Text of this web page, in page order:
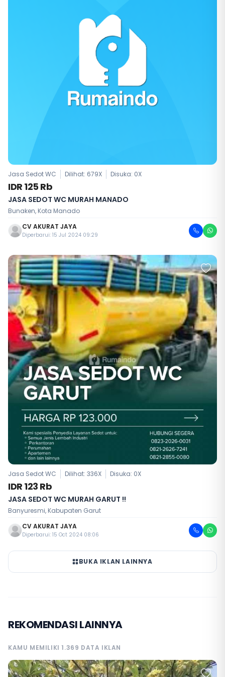
Jasa Sedot WC Dilihat: 679X Disuka: 0X
IDR 125 Rb
JASA SEDOT WC MURAH MANADO
Bunaken, Kota Manado
CV AKURAT JAYA
Diperbarui: 15 Jul 2024 09:29
Jasa Sedot WC Dilihat: 336X Disuka: 0X
IDR 123 Rb
JASA SEDOT WC MURAH GARUT !!
Banyuresmi, Kabupaten Garut
CV AKURAT JAYA
Diperbarui: 15 Oct 2024 08:06
BUKA IKLAN LAINNYA
REKOMENDASI LAINNYA
KAMU MEMILIKI 1.369 DATA IKLAN